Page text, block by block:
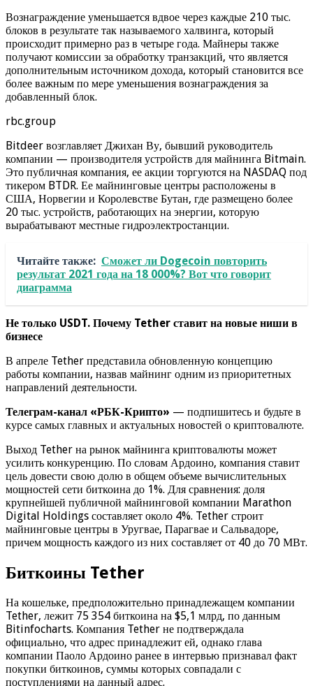
Вознаграждение уменьшается вдвое через каждые 210 тыс.
блоков в результате так называемого халвинга, который
происходит примерно раз в четыре года. Майнеры также
получают комиссии за обработку транзакций, что является
дополнительным источником дохода, который становится все
более важным по мере уменьшения вознаграждения за
добавленный блок.
rbc.group
Bitdeer возглавляет Джихан Ву, бывший руководитель
компании — производителя устройств для майнинга Bitmain.
Это публичная компания, ее акции торгуются на NASDAQ под
тикером BTDR. Ее майнинговые центры расположены в
США, Норвегии и Королевстве Бутан, где размещено более
20 тыс. устройств, работающих на энергии, которую
вырабатывают местные гидроэлектростанции.
Читайте также: Сможет ли Dogecoin повторить
результат 2021 года на 18 000%? Вот что говорит
диаграмма
Не только USDT. Почему Tether ставит на новые ниши в
бизнесе
В апреле Tether представила обновленную концепцию
работы компании, назвав майнинг одним из приоритетных
направлений деятельности.
Телеграм-канал «РБК-Крипто» — подпишитесь и будьте в
курсе самых главных и актуальных новостей о криптовалюте.
Выход Tether на рынок майнинга криптовалюты может
усилить конкуренцию. По словам Ардоино, компания ставит
цель довести свою долю в общем объеме вычислительных
мощностей сети биткоина до 1%. Для сравнения: доля
крупнейшей публичной майнинговой компании Marathon
Digital Holdings составляет около 4%. Tether строит
майнинговые центры в Уругвае, Парагвае и Сальвадоре,
причем мощность каждого из них составляет от 40 до 70 МВт.
Биткоины Tether
На кошельке, предположительно принадлежащем компании
Tether, лежит 75 354 биткоина на $5,1 млрд, по данным
Bitinfocharts. Компания Tether не подтверждала
официально, что адрес принадлежит ей, однако глава
компании Паоло Ардоино ранее в интервью признавал факт
покупки биткоинов, суммы которых совпадали с
поступлениями на данный адрес.